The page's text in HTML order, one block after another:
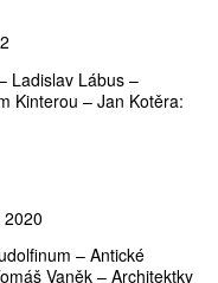
Ladislav Lábus –
Kinterou – Jan Kotěra:
– Antické
Vaněk – Architektky